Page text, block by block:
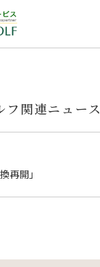
フ関連ニュース
再開」